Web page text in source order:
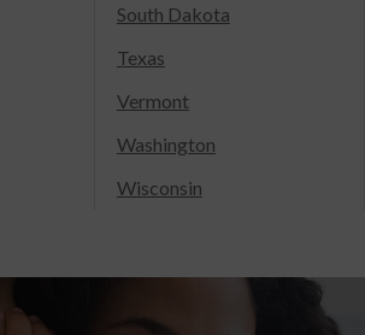
South Dakota
Texas
Vermont
Washington
Wisconsin